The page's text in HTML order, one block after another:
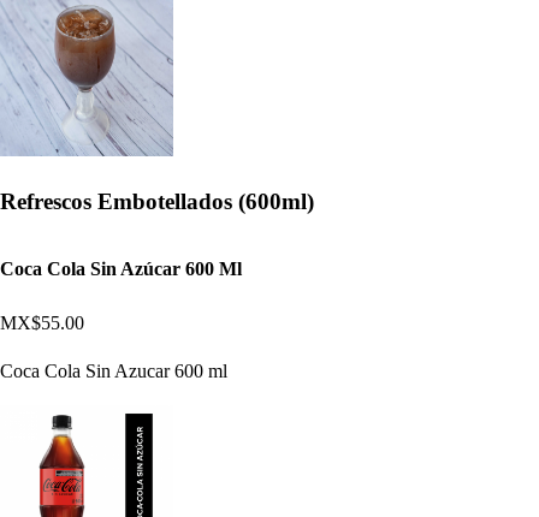
Refrescos Embotellados (600ml)
Coca Cola Sin Azúcar 600 Ml
MX$55.00
Coca Cola Sin Azucar 600 ml